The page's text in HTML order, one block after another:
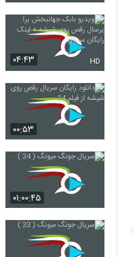
۰۴:۴۳ HD
۰۰:۵۳
۰۱:۰۰:۴۵